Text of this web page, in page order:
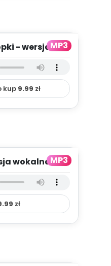
MP3
- wersja
kup 9.99 zł
MP3
wokalna (PD,
zł